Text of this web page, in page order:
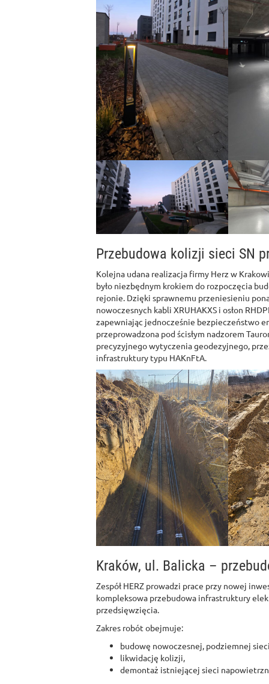
Przebudowa kolizji sieci SN
Kolejna udana realizacja firmy Herz w
było niezbędnym krokiem do rozpoczęcia
rejonie. Dzięki sprawnemu przeniesieniu
nowoczesnych kabli XRUHAKXS i osłon
zapewniając jednocześnie bezpieczeństwo
przeprowadzona pod ścisłym nadzorem
precyzyjnego wytyczenia geodezyjnego,
infrastruktury typu HAKnFtA.
Kraków, ul. Balicka –
Zespół HERZ prowadzi prace przy nowej
kompleksowa przebudowa infrastruktury
przedsięwzięcia.
Zakres robót obejmuje:
budowę nowoczesnej, podziemnej
likwidację kolizji,
demontaż istniejącej sieci